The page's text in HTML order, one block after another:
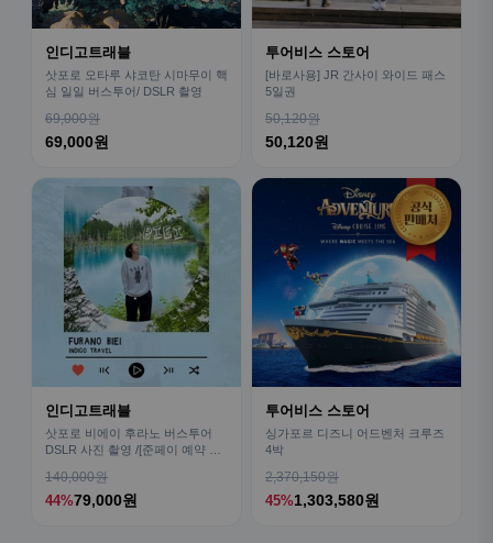
인디고트래블
삿포로 오타루 샤코탄 시마무이 핵
심 일일 버스투어/ DSLR 촬영
69,000원
69,000원
투어비스 스토어
[바로사용] JR 간사이 와이드 패스
5일권
50,120원
50,120원
인디고트래블
삿포로 비에이 후라노 버스투어
DSLR 사진 촬영 /[준페이 예약 식
140,000원
44%79,000원
투어비스 스토어
싱가포르 디즈니 어드벤처 크루즈
4박
2,370,150원
45%1,303,580원